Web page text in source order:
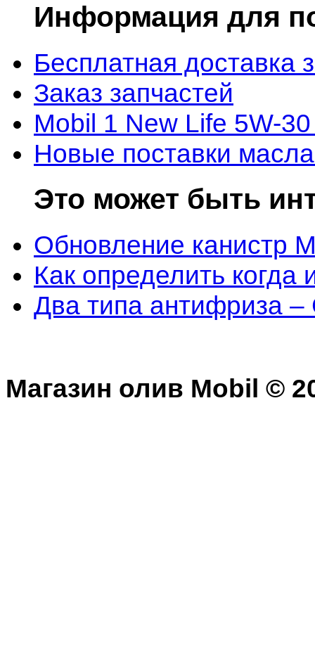
Информация для
Бесплатная доставка
Заказ запчастей
Mobil 1 New Life 5W-
Новые поставки
Это может быть
Обновление канистр
Как определить когда
Два типа антифриза –
Магазин олив Mobil ©